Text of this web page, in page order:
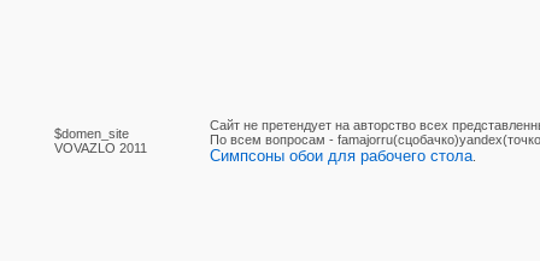
$domen_site
VOVAZLO 2011
Сайт не претендует на авторство всех
По вcем вопросам -
Симпсоны обои для рабочего стола